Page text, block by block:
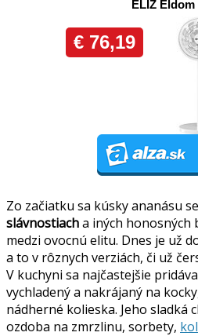
Zo začiatku sa kúsky ananásu
slávnostiacha iných honosných
medzi ovocnú elitu. Dnes je už
a to v rôznych verziách, či už
V kuchyni sa najčastejšie
vychladený a nakrájaný na
nádherné kolieska. Jeho sladká
ozdoba na zmrzlinu, sorbety,